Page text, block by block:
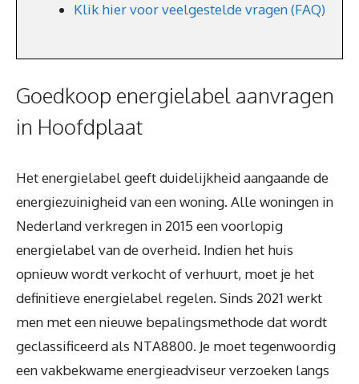
Klik hier voor veelgestelde vragen (FAQ)
Goedkoop energielabel aanvragen
in Hoofdplaat
Het energielabel geeft duidelijkheid aangaande de
energiezuinigheid van een woning. Alle woningen in
Nederland verkregen in 2015 een voorlopig
energielabel van de overheid. Indien het huis
opnieuw wordt verkocht of verhuurt, moet je het
definitieve energielabel regelen. Sinds 2021 werkt
men met een nieuwe bepalingsmethode dat wordt
geclassificeerd als NTA8800. Je moet tegenwoordig
een vakbekwame energieadviseur verzoeken langs